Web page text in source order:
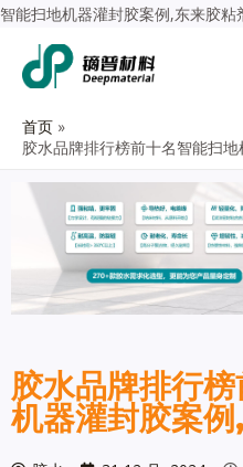
智能扫地机器灌封胶案例,东来胶
首页
胶水品牌排行榜前十名智能扫
胶水品牌排行
机器灌封胶案